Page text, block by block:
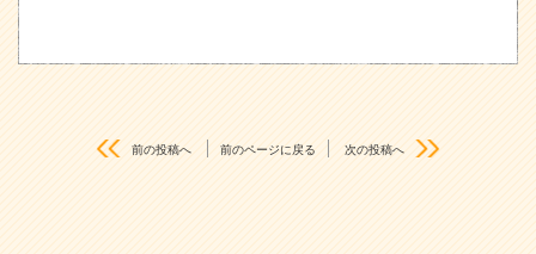
前の投稿へ 前のページに戻る 次の投稿へ